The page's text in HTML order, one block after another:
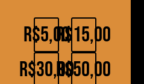
R$5,00
R$30,00
R$15,00
R$50,00